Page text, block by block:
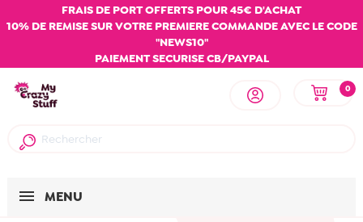
FRAIS DE PORT OFFERTS POUR 45€ D'ACHAT
10% DE REMISE SUR VOTRE PREMIERE COMMANDE AVEC LE CODE
"NEWS10"
PAIEMENT SECURISE CB/PAYPAL
0
MENU